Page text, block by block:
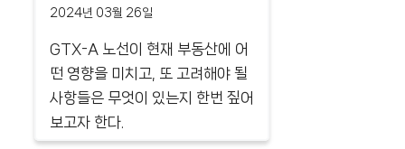
2024년 03월 26일
GTX-A 노선이 현재 부동산에 어
떤 영향을 미치고, 또 고려해야 될
사항들은 무엇이 있는지 한번 짚어
보고자 한다.